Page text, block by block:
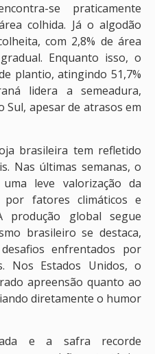
se praticamente
colhida. Já o algodão
com 2,8% de área
Enquanto isso, o
plantio, atingindo 51,7%
lidera a semeadura,
Sul, apesar de atrasos em
brasileira tem refletido
Nas últimas semanas, o
leve valorização da
por fatores climáticos e
produção global segue
brasileiro se destaca,
enfrentados por
Nos Estados Unidos, o
apreensão quanto ao
diretamente o humor
e a safra recorde